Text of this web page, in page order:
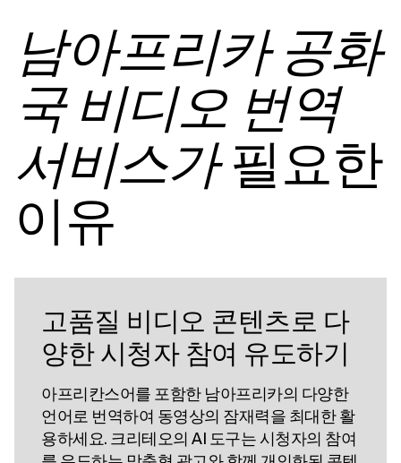
남아프리카 공화
국 비디오 번역
서비스가필요한
이유
고품질 비디오 콘텐츠로 다
양한 시청자 참여 유도하기
아프리칸스어를 포함한 남아프리카의 다양한
언어로 번역하여 동영상의 잠재력을 최대한 활
용하세요. 크리테오의 AI 도구는 시청자의 참여